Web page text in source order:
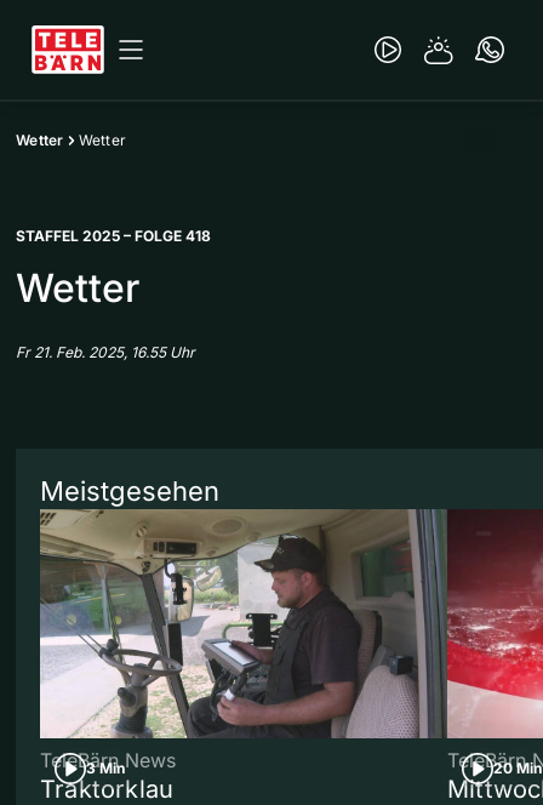
Wetter Wetter
STAFFEL 2025 – FOLGE 418
Wetter
Fr 21. Feb. 2025, 16.55 Uhr
Meistgesehen
3 Min
TeleBärn News
Traktorklau
20 Min
TeleBärn